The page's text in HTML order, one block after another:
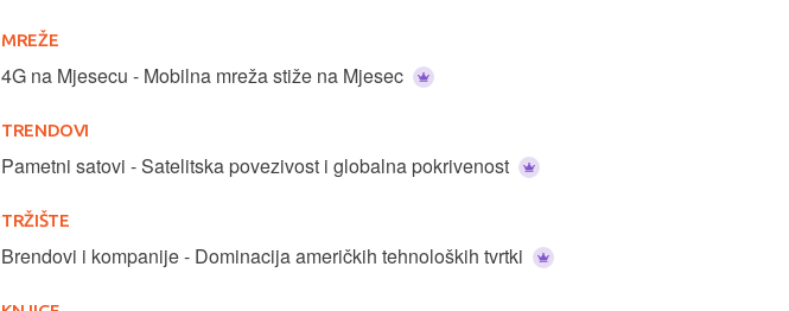
MREŽE
4G na Mjesecu - Mobilna mreža stiže na Mjesec
TRENDOVI
Pametni satovi - Satelitska povezivost i globalna pokrivenost
TRŽIŠTE
Brendovi i kompanije - Dominacija američkih tehnoloških tvrtki